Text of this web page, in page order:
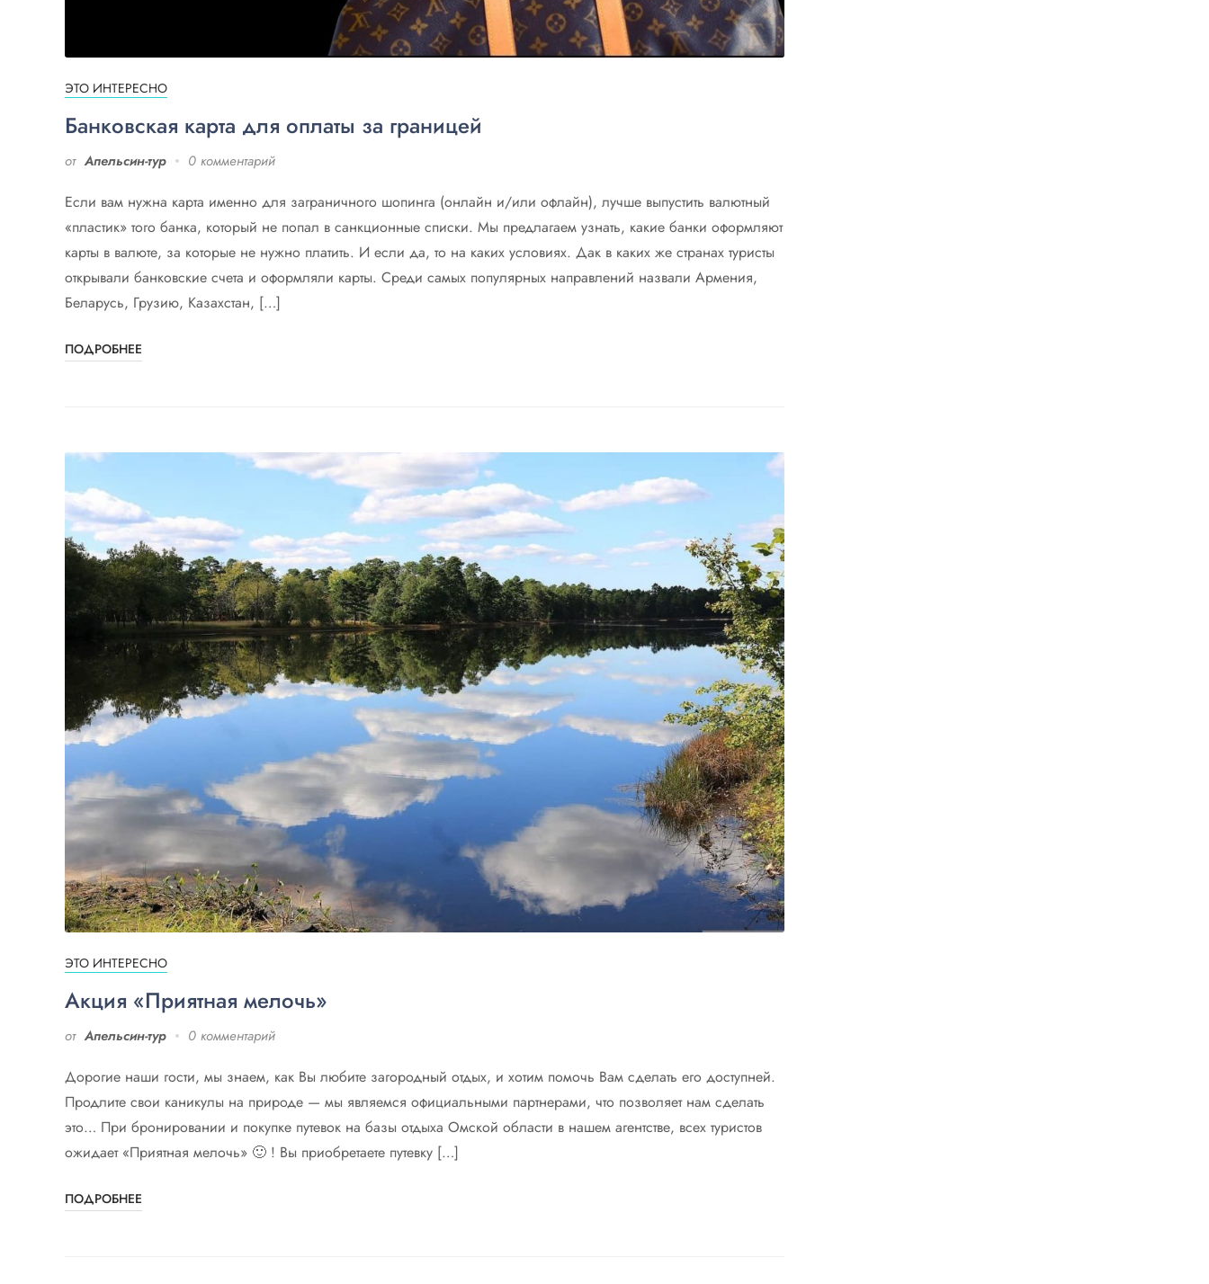
ЭТО ИНТЕРЕСНО
Банковская карта для оплаты за границей
от Апельсин-тур 0 комментарий
Если вам нужна карта именно для заграничного шопинга (онлайн и/или офлайн), лучше выпустить валютный
«пластик» того банка, который не попал в санкционные списки. Мы предлагаем узнать, какие банки оформляют
карты в валюте, за которые не нужно платить. И если да, то на каких условиях. Дак в каких же странах туристы
открывали банковские счета и оформляли карты. Среди самых популярных направлений назвали Армения,
Беларусь, Грузию, Казахстан, […]
ПОДРОБНЕЕ
ЭТО ИНТЕРЕСНО
Акция «Приятная мелочь»
от Апельсин-тур 0 комментарий
Дорогие наши гости, мы знаем, как Вы любите загородный отдых, и хотим помочь Вам сделать его доступней.
Продлите свои каникулы на природе — мы являемся официальными партнерами, что позволяет нам сделать
это… При бронировании и покупке путевок на базы отдыха Омской области в нашем агентстве, всех туристов
ожидает «Приятная мелочь» 🙂 ! Вы приобретаете путевку […]
ПОДРОБНЕЕ